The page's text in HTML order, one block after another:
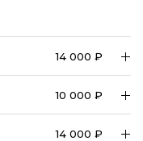
14 000 ₽
10 000 ₽
14 000 ₽